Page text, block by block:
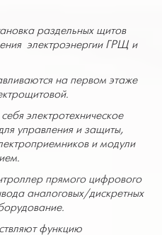
раздельных щитов
электроэнергии ГРЩ и
на первом этаже
электротехническое
управления и защиты,
и модули
прямого цифрового
аналоговых/дискретных
функцию